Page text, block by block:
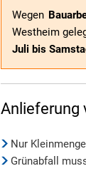
Wegen
Westheim
Juli bis
Anlieferung
Nur
Grünabfall